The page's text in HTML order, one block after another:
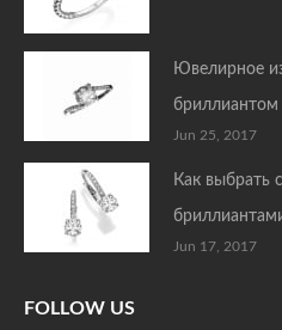
Ювелирное
Jun 25, 2017
Как выбрать
Jun 17, 2017
FOLLOW US